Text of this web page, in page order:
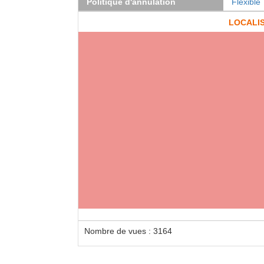
Nombre de vues : 3164